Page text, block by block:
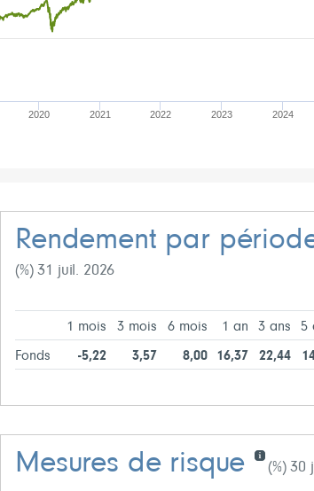
2020 2021 2022 2023 2024
Rendement par
(%) 31 juil. 2026
1 mois 3 mois 6 mois 1 an 3 ans 5
Fonds -5,22 3,57 8,00 16,37 22,44
Mesures de risque (%) 30